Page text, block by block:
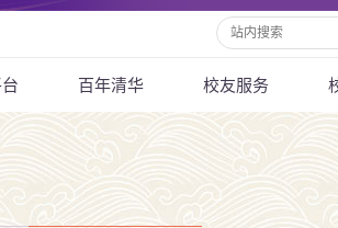
百年清华 校友服务